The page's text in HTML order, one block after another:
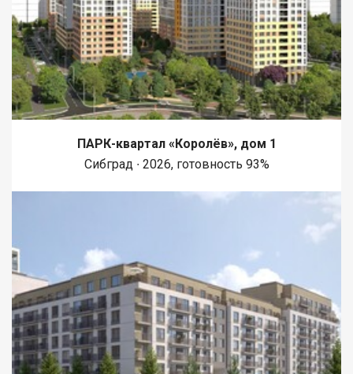
ПАРК-квартал «Королёв», дом 1
Сибград ∙ 2026, готовность 93%